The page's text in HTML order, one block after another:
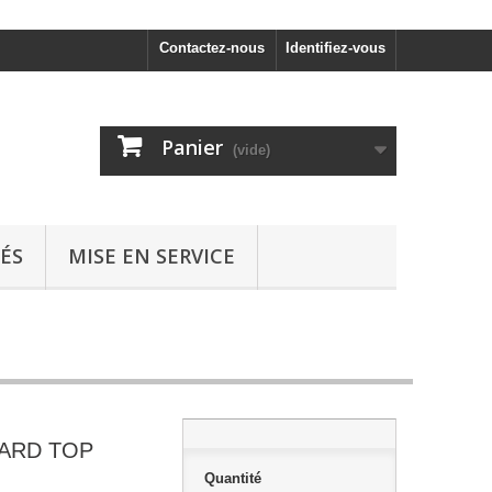
Identifiez-vous
Contactez-nous
Panier (vide)
MISE EN SERVICE
TOP
Quantité